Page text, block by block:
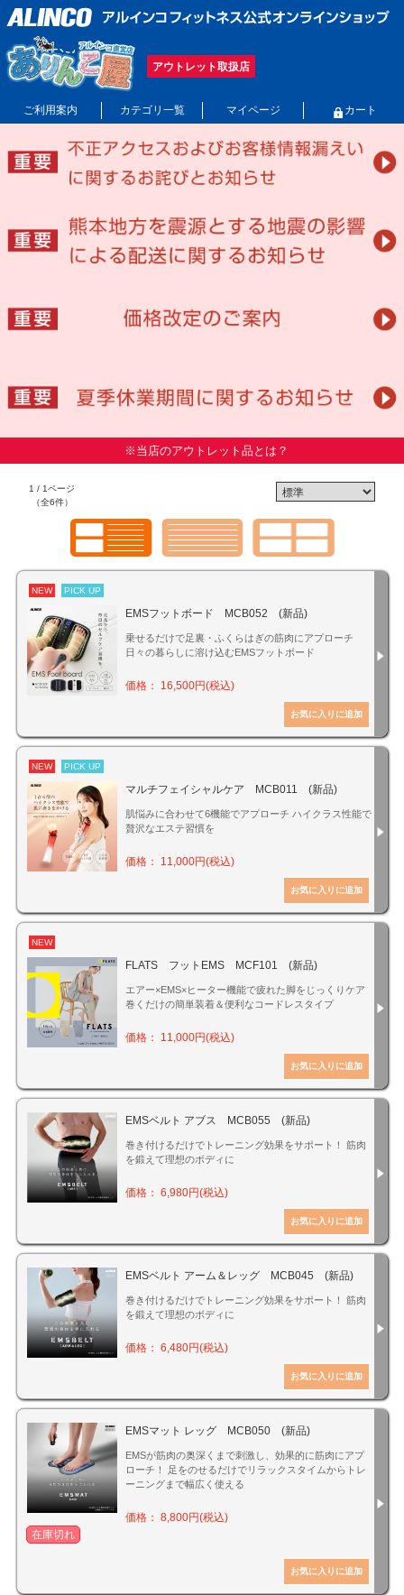
アウトレット取扱店
ご利用案内 カテゴリ一覧 マイページ カート
※当店のアウトレット品とは？
1 / 1ページ
（全6件）
NEW PICK UP
EMSフットボード MCB052 (新品)
乗せるだけで足裏・ふくらはぎの筋肉にアプローチ
日々の暮らしに溶け込むEMSフットボード
価格： 16,500円(税込)
NEW PICK UP
マルチフェイシャルケア MCB011 (新品)
肌悩みに合わせて6機能でアプローチ ハイクラス性能で
贅沢なエステ習慣を
価格： 11,000円(税込)
NEW
FLATS フットEMS MCF101 (新品)
エアー×EMS×ヒーター機能で疲れた脚をじっくりケア
巻くだけの簡単装着＆便利なコードレスタイプ
価格： 11,000円(税込)
EMSベルト アブス MCB055 (新品)
巻き付けるだけでトレーニング効果をサポート！ 筋肉
を鍛えて理想のボディに
価格： 6,980円(税込)
EMSベルト アーム＆レッグ MCB045 (新品)
巻き付けるだけでトレーニング効果をサポート！ 筋肉
を鍛えて理想のボディに
価格： 6,480円(税込)
EMSマット レッグ MCB050 (新品)
EMSが筋肉の奥深くまで刺激し、効果的に筋肉にアプ
ローチ！ 足をのせるだけでリラックスタイムからトレ
ーニングまで幅広く使える
価格： 8,800円(税込)
在庫切れ